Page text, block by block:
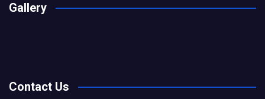
Gallery
Contact Us